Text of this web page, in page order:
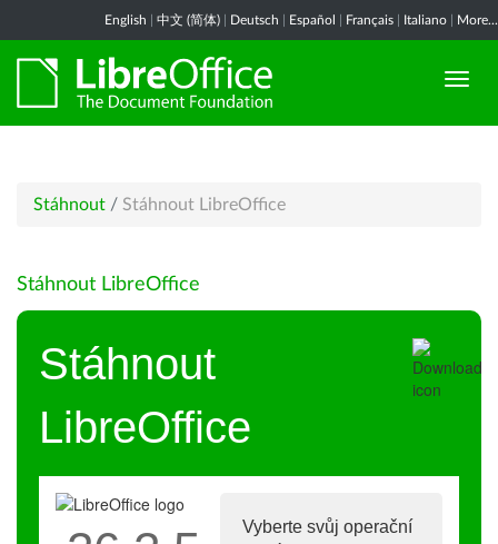
English 中文 (简体) Deutsch Español Français Italiano More...
Stáhnout / Stáhnout LibreOffice
Stáhnout LibreOffice
Stáhnout
LibreOffice
Vyberte svůj operační